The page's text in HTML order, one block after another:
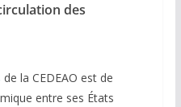
des
de la CEDEAO est de
entre ses États